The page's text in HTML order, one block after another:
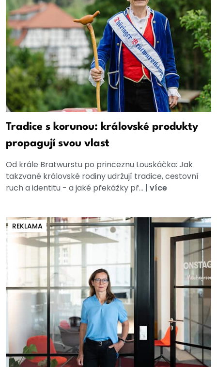
Tradice s korunou: královské produkty
propagují svou vlast
Od krále Bratwurstu po princeznu Louskáčka: Jak
takzvané královské rodiny udržují tradice, cestovní
ruch a identitu - a jaké překážky př... | více
REKLAMA